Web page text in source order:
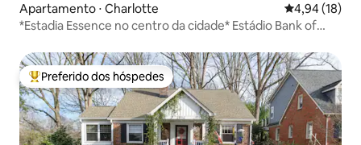
Apartamento ⋅ Charlotte 4,94 de uma
4,94 (18)
*Estadia Essence no centro da cidade* Estádio Bank of
Entre os melhores preferidos dos hóspedes
Preferido dos hóspedes